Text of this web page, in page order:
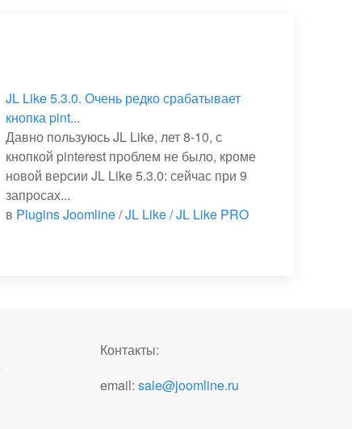
JL Like 5.3.0. Очень редко срабатывает
кнопка pint...
Давно пользуюсь JL Like, лет 8-10, с
кнопкой pinterest проблем не было, кроме
новой версии JL Like 5.3.0: сейчас при 9
запросах...
в Plugins Joomline/JL Like / JL Like PRO
Контакты:
email: sale@joomline.ru